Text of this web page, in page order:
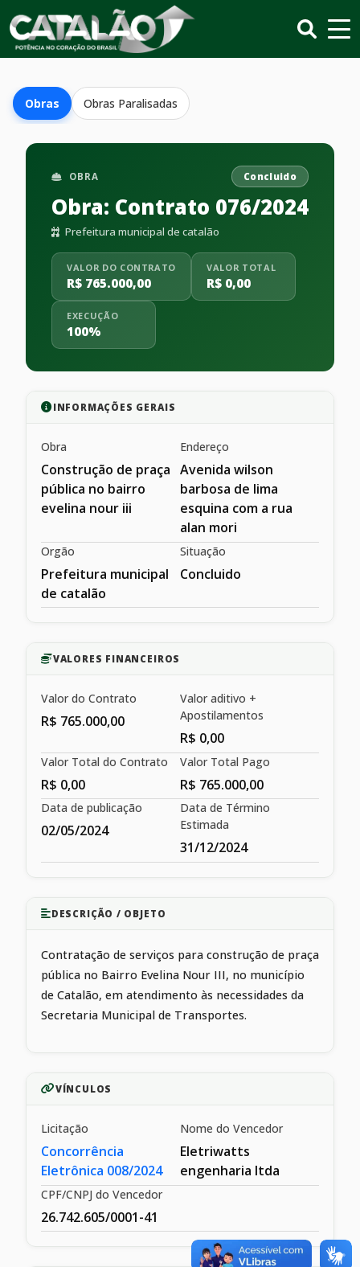
Obras Obras Paralisadas
OBRA Concluido
Obra: Contrato 076/2024
Prefeitura municipal de catalão
VALOR DO CONTRATO
R$ 765.000,00
VALOR TOTAL
R$ 0,00
EXECUÇÃO
100%
INFORMAÇÕES GERAIS
Obra
Construção de praça
pública no bairro
evelina nour iii
Endereço
Avenida wilson
barbosa de lima
esquina com a rua
alan mori
Orgão
Prefeitura municipal
de catalão
Situação
Concluido
VALORES FINANCEIROS
Valor do Contrato
R$ 765.000,00
Valor aditivo +
Apostilamentos
R$ 0,00
Valor Total do Contrato
R$ 0,00
Valor Total Pago
R$ 765.000,00
Data de publicação
02/05/2024
Data de Término
Estimada
31/12/2024
DESCRIÇÃO / OBJETO
Contratação de serviços para construção de praça
pública no Bairro Evelina Nour III, no município
de Catalão, em atendimento às necessidades da
Secretaria Municipal de Transportes.
VÍNCULOS
Licitação
Concorrência
Eletrônica 008/2024
Nome do Vencedor
Eletriwatts
engenharia ltda
CPF/CNPJ do Vencedor
26.742.605/0001-41